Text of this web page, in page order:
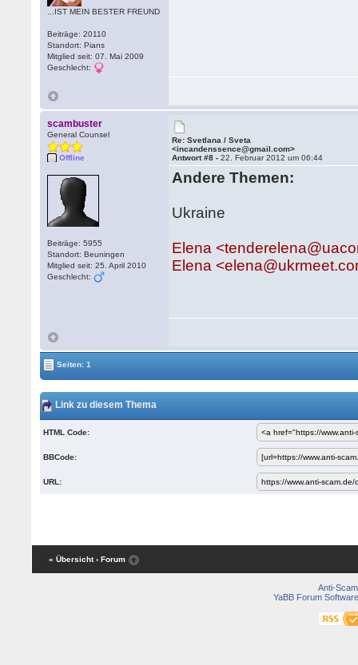
...IST MEIN BESTER FREUND
Beiträge: 20110
Standort: Pians
Mitglied seit: 07. Mai 2009
Geschlecht:
scambuster
General Counsel
Offline
Beiträge: 5955
Standort: Beuningen
Mitglied seit: 25. April 2010
Geschlecht:
Re: Svetlana / Sveta
<incandenssence@gmail.com>
Antwort #8 -22. Februar 2012 um 06:44
Andere Themen:
Ukraine
Elena
Elena
Seiten: 1
Link zu diesem Thema
HTML Code:
BBCode:
URL:
« Übersicht ‹ Forum
Anti-Scam
YaBB Forum Software